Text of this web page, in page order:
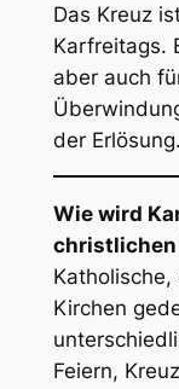
Das Kreuz
Karfreitags.
aber auch
der Erlösung.
Wie wird
christlichen
Kirchen
Feiern,